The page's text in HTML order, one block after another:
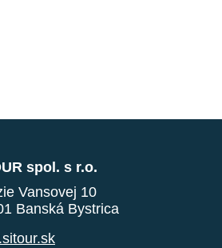
spol. s r.o.
Vansovej 10
Banská Bystrica